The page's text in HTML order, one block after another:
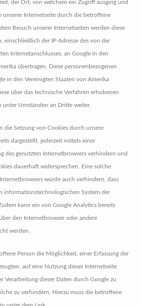
der Ort, von welchem ein Zugriff ausging und
unserer Internetseite durch die betroffene
Besuch unserer Internetseiten werden diese
einschließlich der IP-Adresse des von der
Internetanschlusses, an Google in den
übertragen. Diese personenbezogenen
in den Vereinigten Staaten von Amerika
über das technische Verfahren erhobenen
unter Umständen an Dritte weiter.
die Setzung von Cookies durch unsere
dargestellt, jederzeit mittels einer
des genutzten Internetbrowsers verhindern und
dauerhaft widersprechen. Eine solche
würde auch verhindern, dass
informationstechnologischen System der
kann ein von Google Analytics bereits
den Internetbrowser oder andere
werden.
Person die Möglichkeit, einer Erfassung der
auf eine Nutzung dieser Internetseite
Verarbeitung dieser Daten durch Google zu
zu verhindern. Hierzu muss die betroffene